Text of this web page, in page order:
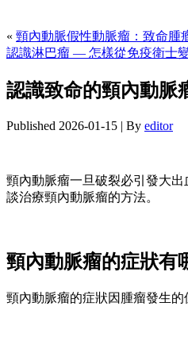
« 頸內動脈假性動脈瘤：致命腫
認識淋巴瘤 — 怎樣從免疫衛士
認識致命的頸內動脈
Published 2026-01-15 | By editor
頸內動脈瘤一旦破裂必引發大
談治療頸內動脈瘤的方法。
頸內動脈瘤的症狀有
頸內動脈瘤的症狀因腫瘤發生